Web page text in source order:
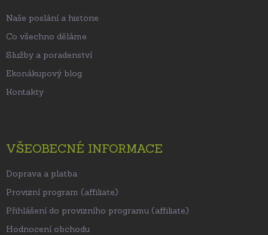
Naše poslání a historie
Co všechno děláme
Služby a poradenství
Ekonákupový blog
Kontakty
VŠEOBECNÉ INFORMACE
Doprava a platba
Provizní program (affiliate)
Přihlášení do provizního programu (affiliate)
Hodnocení obchodu